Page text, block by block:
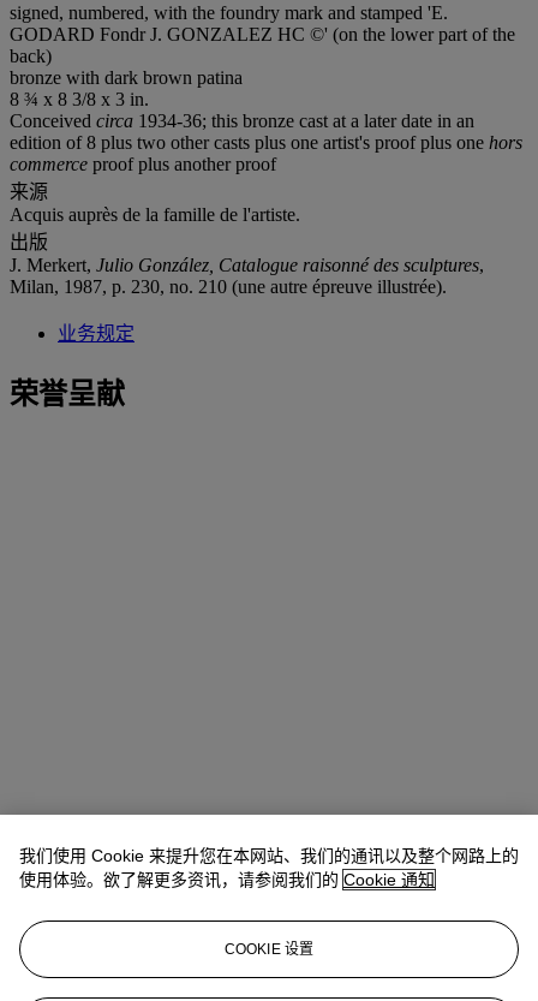
signed, numbered, with the foundry mark and stamped 'E.
GODARD Fondr J. GONZALEZ HC ©' (on the lower part of the
back)
bronze with dark brown patina
8 ¾ x 8 3/8 x 3 in.
Conceived circa 1934-36; this bronze cast at a later date in an
edition of 8 plus two other casts plus one artist's proof plus one hors
commerce proof plus another proof
来源
Acquis auprès de la famille de l'artiste.
出版
J. Merkert, Julio González, Catalogue raisonné des sculptures,
Milan, 1987, p. 230, no. 210 (une autre épreuve illustrée).
业务规定
荣誉呈献
我们使用 Cookie 来提升您在本网站、我们的通讯以及整个网路上的
使用体验。欲了解更多资讯，请参阅我们的 Cookie 通知
COOKIE 设置